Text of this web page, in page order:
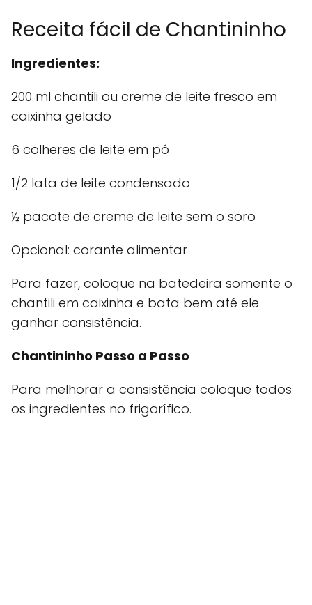
Receita fácil de Chantininho
Ingredientes:
200 ml chantili ou creme de leite fresco em
caixinha gelado
6 colheres de leite em pó
1/2 lata de leite condensado
½ pacote de creme de leite sem o soro
Opcional: corante alimentar
Para fazer, coloque na batedeira somente o
chantili em caixinha e bata bem até ele
ganhar consistência.
Chantininho Passo a Passo
Para melhorar a consistência coloque todos
os ingredientes no frigorífico.